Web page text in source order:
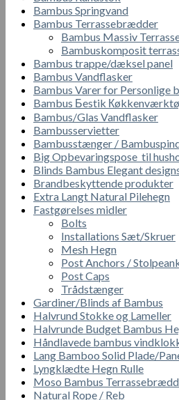
Bambus Springvand
Bambus Terrassebrædder
Bambus Massiv
Bambuskomposit
Bambus trappe/dæksel panel
Bambus Vandflasker
Bambus Varer for Personlige
Bambus Бestik
Bambus/Glas Vandflasker
Bambusservietter
Bambusstænger /
Big Opbevaringspose til
Blinds Bambus Elegant
Brandbeskyttende produkter
Extra Langt Natural Pilehegn
Fastgørelses midler
Bolts
Installations Sæt/Skruer
Mesh Hegn
Post Anchors /
Post Caps
Trådstænger
Gardiner/Blinds af Bambus
Halvrund Stokke og Lameller
Halvrunde Budget Bambus
Håndlavede bambus
Lang Bamboo Solid Plade/
Lyngklædte Hegn Rulle
Moso Bambus
Natural Rope / Reb